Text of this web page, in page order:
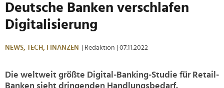
Deutsche Banken verschlafen
Digitalisierung
NEWS, TECH, FINANZEN | Redaktion | 07.11.2022
Die weltweit größte Digital-Banking-Studie für Retail-
Banken sieht dringenden Handlungsbedarf.